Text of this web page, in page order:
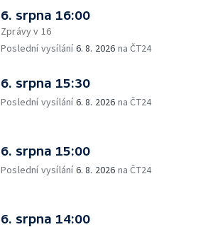
6. srpna 16:00
Zprávy v 16
Poslední vysílání6. 8. 2026 na ČT24
6. srpna 15:30
Poslední vysílání6. 8. 2026 na ČT24
6. srpna 15:00
Poslední vysílání6. 8. 2026 na ČT24
6. srpna 14:00